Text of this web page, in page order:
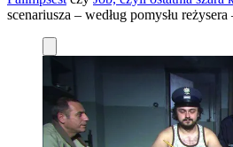
scenariusza – według pomysłu reżysera